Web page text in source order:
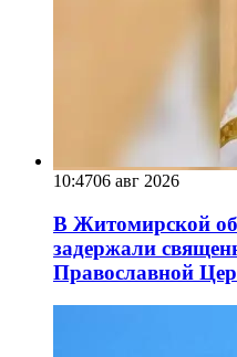
10:4706 авг 2026
В Житомирской
задержали
Православной